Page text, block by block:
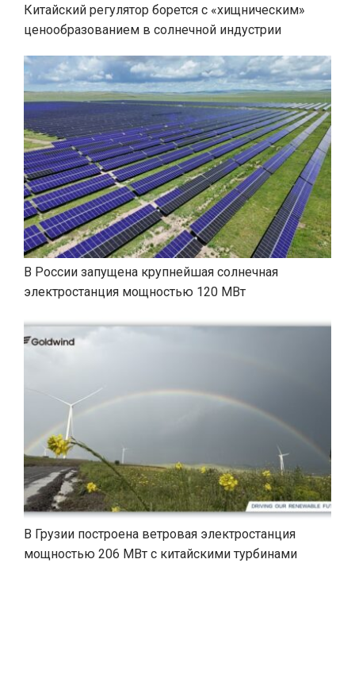
Китайский регулятор борется с «хищническим»
ценообразованием в солнечной индустрии
В России запущена крупнейшая солнечная
электростанция мощностью 120 МВт
В Грузии построена ветровая электростанция
мощностью 206 МВт с китайскими турбинами